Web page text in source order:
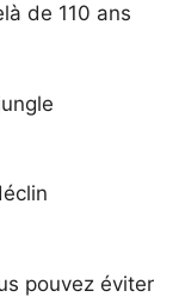
de 110 ans
pouvez éviter